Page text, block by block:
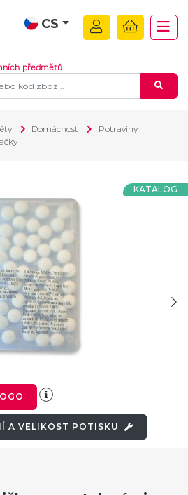
CS
předmětů
Domácnost
Potraviny
KATALOG
A VELIKOST POTISKU